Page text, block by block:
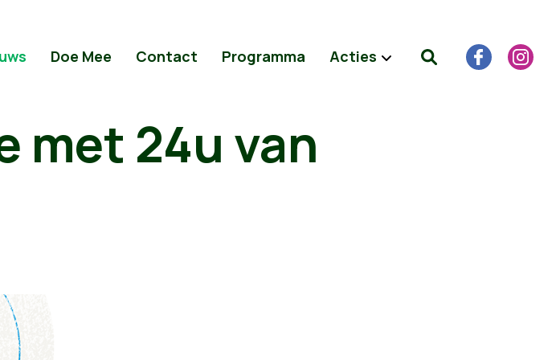
Doe Mee Contact Programma Acties
met 24u van